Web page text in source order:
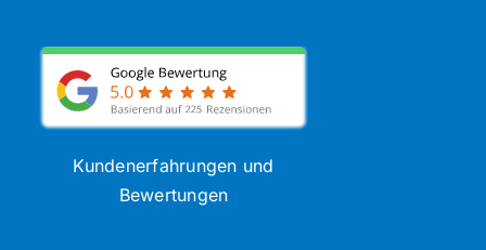
Kundenerfahrungen und
Bewertungen